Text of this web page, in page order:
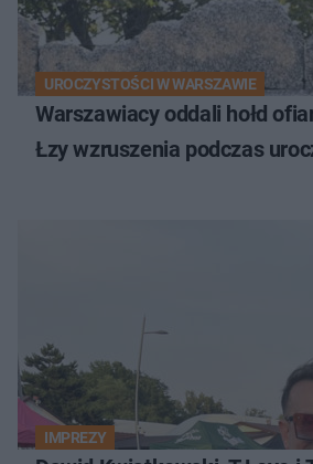
UROCZYSTOŚCI W WARSZAWIE
Warszawiacy oddali hołd
Łzy wzruszenia podczas
IMPREZY